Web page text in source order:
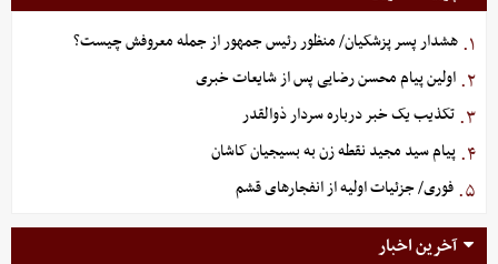
۱. هشدار پسر پزشکیان/ منظور رئیس جمهور از جمله معروفش چیست؟
۲. اولین پیام محسن رضایی پس از شایعات خبری
۳. تکذیب یک خبر درباره سردار ذوالقدر
۴. پیام سید مجید نقطه زن به بسیجیان کاشان
۵. فوری/ جزئیات اولیه از انفجارهای قشم
آخرین اخبار